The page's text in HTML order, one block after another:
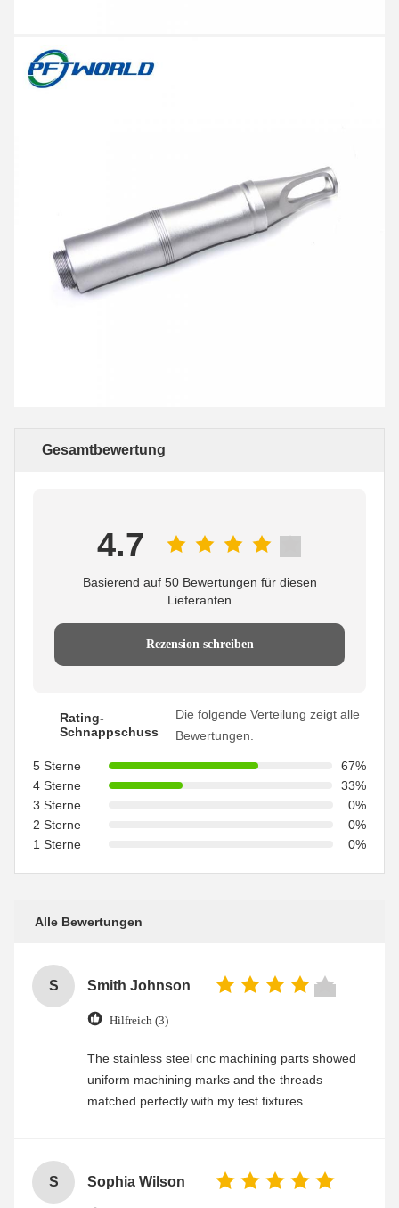
Gesamtbewertung
4.7
Basierend auf 50 Bewertungen für diesen
Lieferanten
Rezension schreiben
Rating-
Schnappschuss
Die folgende Verteilung zeigt alle
Bewertungen.
5 Sterne
67%
4 Sterne
33%
3 Sterne
0%
2 Sterne
0%
1 Sterne
0%
Alle Bewertungen
S Smith Johnson
Hilfreich (3)
The stainless steel cnc machining parts showed
uniform machining marks and the threads
matched perfectly with my test fixtures.
S Sophia Wilson